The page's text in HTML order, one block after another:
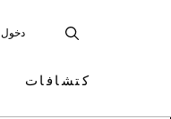
دخول
كتشافات